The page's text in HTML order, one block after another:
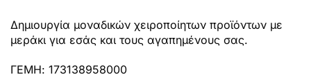
Δημιουργία μοναδικών χειροποίητων προϊόντων με
μεράκι για εσάς και τους αγαπημένους σας.
ΓΕΜΗ: 173138958000